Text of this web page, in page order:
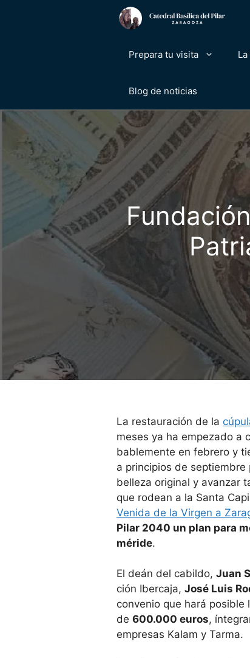
Prepara tu visita
Blog de noticias
La res­tau­ra­ción de la
meses ya ha empe­zado a
ba­ble­mente en febrero y
a prin­ci­pios de
belleza ori­gi­nal y avan­zar
que rodean a la Santa
Venida de la Vir­gen a
Pilar 2040 un plan para
mé­ride.
El deán del cabildo, Juan
ción Iber­caja, José Luis
con­ve­nio que hará
de 600.000 euros,
empre­sas Kalam y Tarma.